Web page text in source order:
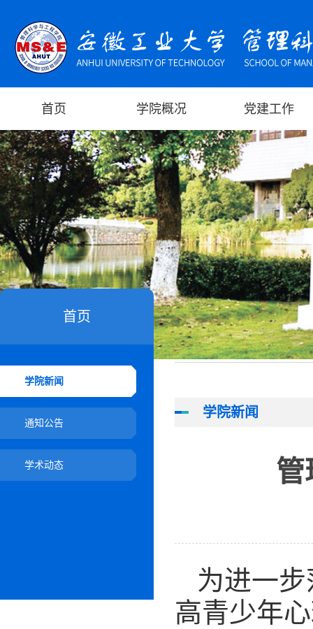
首页 学院概况 党建工作
首页
学院新闻
通知公告
学术动态
学院新闻
管
为进一
高青少年